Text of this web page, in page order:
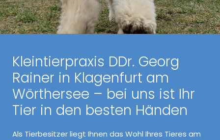
Kleintierpraxis DDr. Georg
Rainer in Klagenfurt am
Wörthersee – bei uns ist Ihr
Tier in den besten Händen
Als Tierbesitzer liegt Ihnen das Wohl Ihres Tieres am